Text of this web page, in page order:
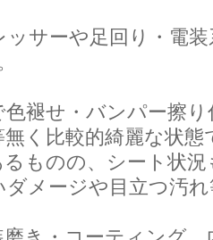
サーや足回り・電
褪せ・バンパー擦
く比較的綺麗な状態
ものの、シート状
ダメージや目立つ汚